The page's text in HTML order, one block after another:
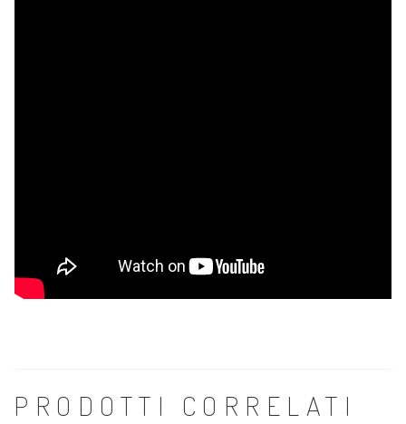
PRODOTTI CORRELATI